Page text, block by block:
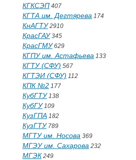
КГКСЭП 407
КГТА им. Дегтярева 174
КнАГТУ2910
КрасГАУ345
КрасГМУ629
КГПУ им. Астафьева 133
КГТУ (СФУ) 567
КГТЭИ (СФУ) 112
КПК №2 177
КубГТУ138
КубГУ109
КузГПА 182
КузГТУ789
МГТУ им. Носова 369
МГЭУ им. Сахарова 232
МГЭК 249